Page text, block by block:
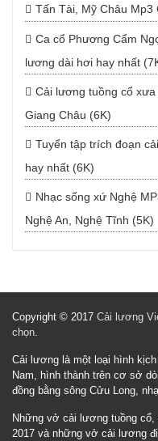
Tấn Tài, Mỹ Châu Mp3
Ca cổ Phương Cẩm
lương dài hơi hay nhất
Cải lương tuồng cổ xưa
Giang Châu (6K)
Tuyển tập trích đoạn
hay nhất (6K)
Nhạc sống xứ Nghệ
Nghệ An, Nghệ Tĩnh (5K)
Copyright © 2017 Cải lương
chọn
Cải lương là một loại hình
Nam, hình thành trên cơ sở
đồng bằng sông Cửu Long,
Những vở cải lương tuồng
2017 và những vở cải lương